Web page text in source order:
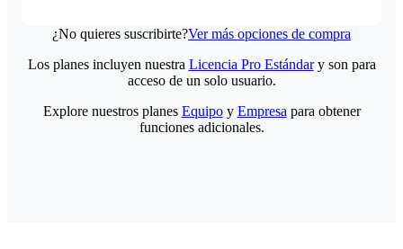
¿No quieres suscribirte?Ver más opciones de compra
Los planes incluyen nuestra Licencia Pro Estándary son para
acceso de un solo usuario.
Explore nuestros planes Equipoy Empresa para obtener
funciones adicionales.